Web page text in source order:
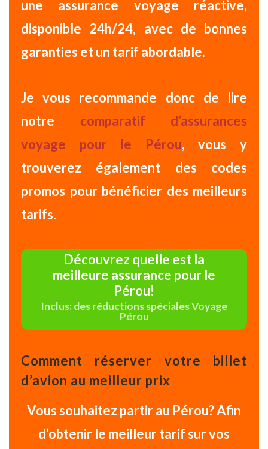
une assurance voyage réactive,
disponible 24h/24, avec de bonnes
garanties et un tarif abordable.
Je vous recommande donc de lire
notre comparatif d’assurances
voyage pour le Pérou, vous y
trouverez également des codes
promos pour bénéficier des meilleurs
tarifs.
Découvrez quelle est la
meilleure assurance pour le
Pérou!
Inclus: des réductions spéciales Voyage
Pérou
Comment réserver votre billet
d’avion au meilleur prix
Vous souhaitez partir au Pérou?Afin
d’obtenir le meilleur tarif sur vos